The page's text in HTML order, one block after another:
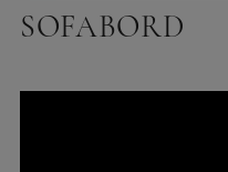
SOFABORD